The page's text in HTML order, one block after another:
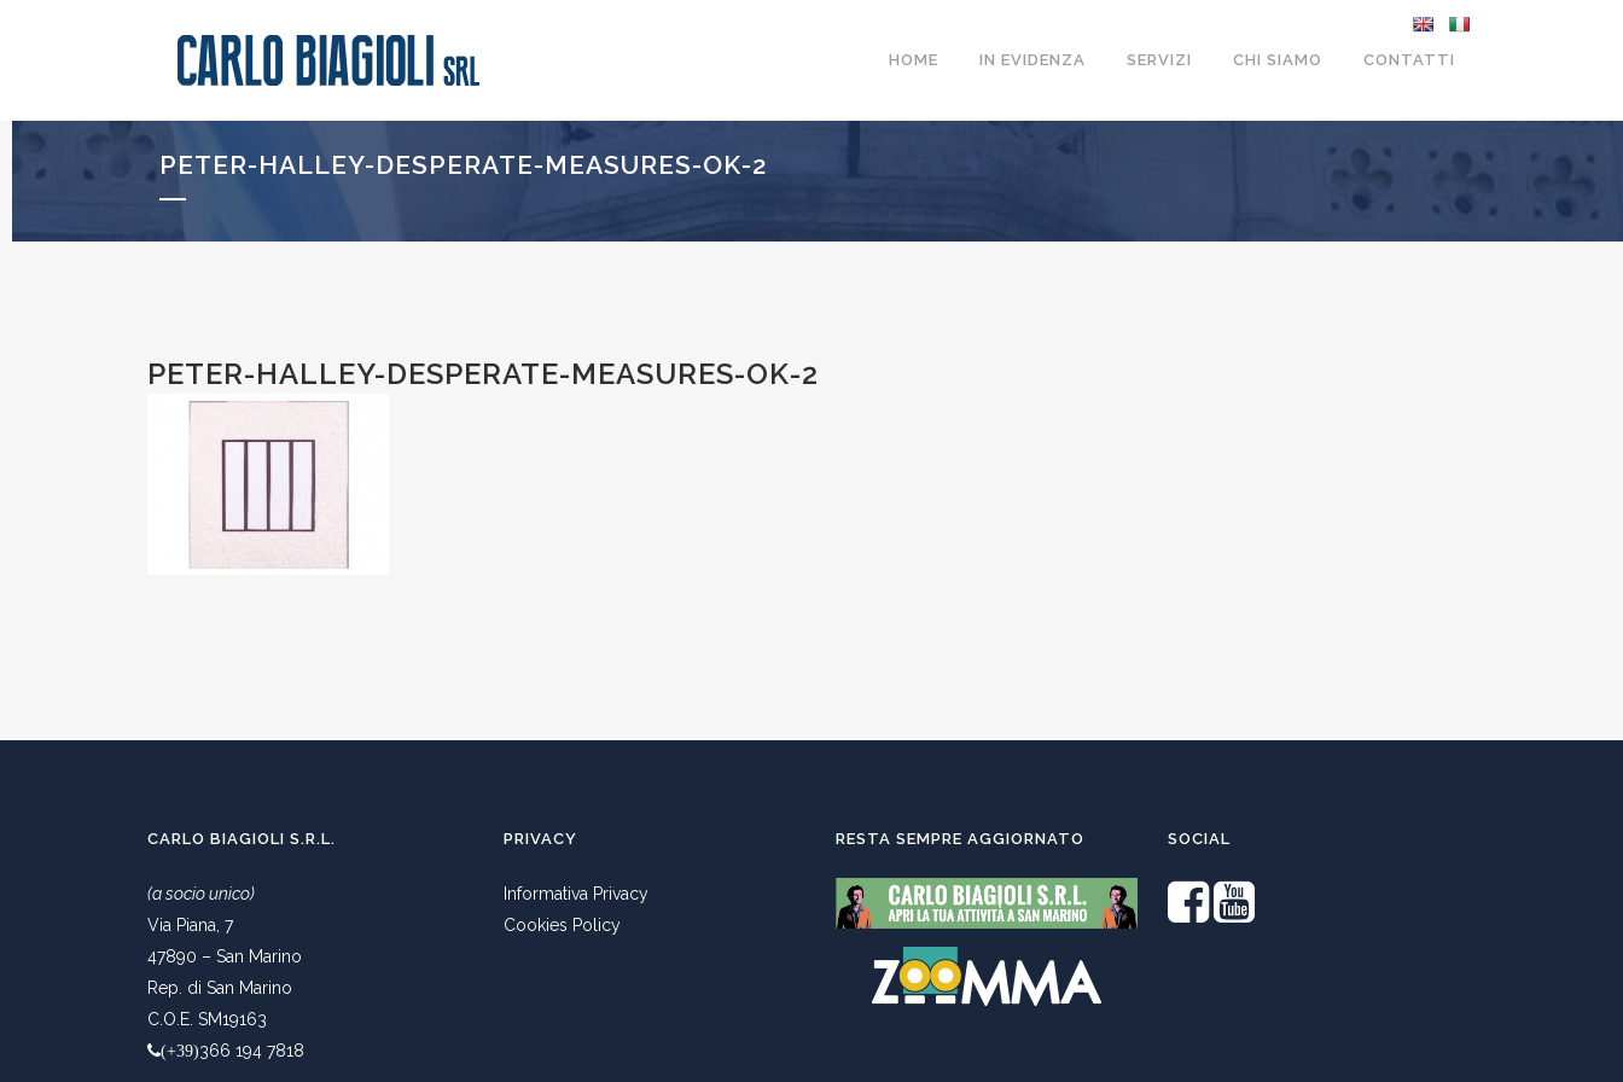
HOME IN EVIDENZA SERVIZI CHI SIAMO CONTATTI
PETER-HALLEY-DESPERATE-MEASURES-OK-2
PETER-HALLEY-DESPERATE-MEASURES-OK-2
CARLO BIAGIOLI S.R.L.
(a socio unico)
Via Piana, 7
47890 – San Marino
Rep. di San Marino
C.O.E. SM19163
(+39)366 194 7818
PRIVACY
Informativa Privacy
Cookies Policy
RESTA SEMPRE AGGIORNATO SOCIAL